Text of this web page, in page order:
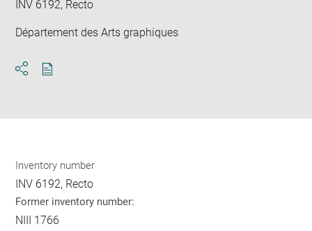
INV 6192, Recto
Département des Arts graphiques
Inventory number
INV 6192, Recto
Former inventory number:
NIII 1766